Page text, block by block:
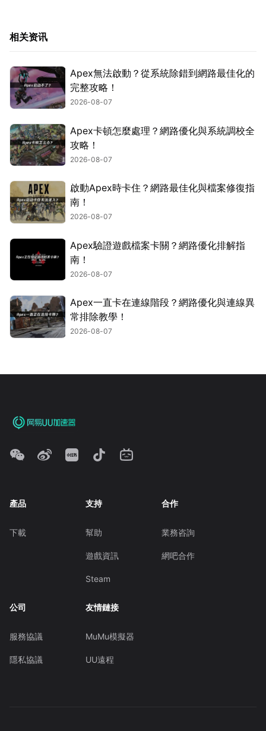
相关资讯
Apex無法啟動？從系統除錯到網路最佳化的
完整攻略！
2026-08-07
Apex卡頓怎麼處理？網路優化與系統調校全
攻略！
2026-08-07
啟動Apex時卡住？網路最佳化與檔案修復指
南！
2026-08-07
Apex驗證遊戲檔案卡關？網路優化排解指
南！
2026-08-07
Apex一直卡在連線階段？網路優化與連線異
常排除教學！
2026-08-07
產品
下載
支持
幫助
遊戲資訊
Steam
合作
業務咨詢
網吧合作
公司
服務協議
隱私協議
友情鏈接
MuMu模擬器
UU遠程